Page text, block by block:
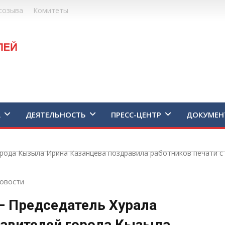
Комитеты
ДЕЯТЕЛЬНОСТЬ ПРЕСС-ЦЕНТР
Кызыла Ирина Казанцева поздравила работников печати
Председатель Хурала